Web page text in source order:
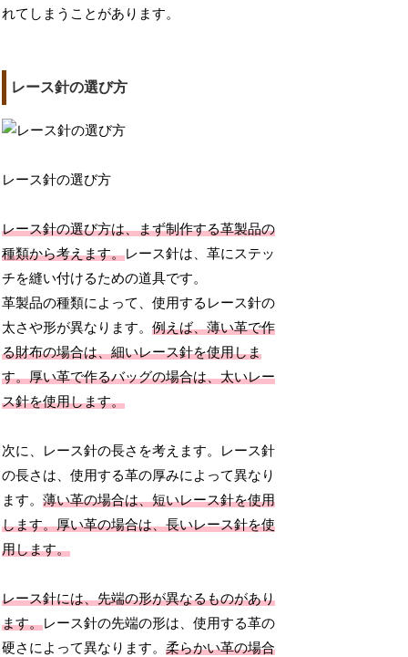
れてしまうことがあります。
レース針の選び方
レース針の選び方
レース針の選び方は、まず制作する革製品の
種類から考えます。レース針は、革にステッ
チを縫い付けるための道具です。
革製品の種類によって、使用するレース針の
太さや形が異なります。例えば、薄い革で作
る財布の場合は、細いレース針を使用しま
す。厚い革で作るバッグの場合は、太いレー
ス針を使用します。
次に、レース針の長さを考えます。レース針
の長さは、使用する革の厚みによって異なり
ます。薄い革の場合は、短いレース針を使用
します。厚い革の場合は、長いレース針を使
用します。
レース針には、先端の形が異なるものがあり
ます。レース針の先端の形は、使用する革の
硬さによって異なります。柔らかい革の場合